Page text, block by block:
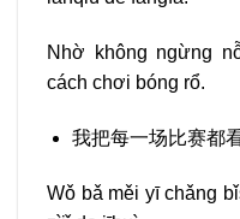
Nhờ không ngừng
cách chơi bóng rổ.
我把每一场比赛都
Wǒ bǎ měi yī chǎng